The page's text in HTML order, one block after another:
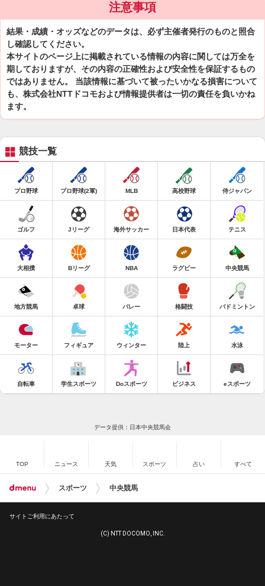
注意事項
結果・成績・オッズなどのデータは、必ず主催者発行のものと照合
し確認してください。
本サイトのページ上に掲載されている情報の内容に関しては万全を
期しておりますが、その内容の正確性および安全性を保証するもの
ではありません。 当該情報に基づいて被ったいかなる損害について
も、株式会社NTTドコモおよび情報提供者は一切の責任を負いかね
ます。
競技一覧
プロ野球 プロ野球(2軍) MLB 高校野球 侍ジャパン
ゴルフ Jリーグ 海外サッカー 日本代表 テニス
大相撲 Bリーグ NBA ラグビー 中央競馬
地方競馬 卓球 バレー 格闘技 バドミントン
モーター フィギュア ウィンター 陸上 水泳
自転車 学生スポーツ Doスポーツ ビジネス eスポーツ
データ提供：日本中央競馬会
TOP ニュース 天気 スポーツ 占い すべて
スポーツ 中央競馬
サイトご利用にあたって
(C) NTT DOCOMO, INC.